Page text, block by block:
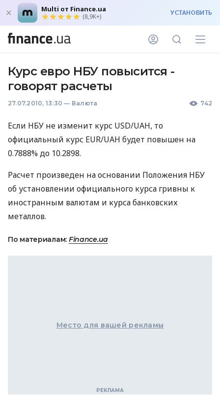
Multi от Finance.ua
(8,9K+) УСТАНОВИТЬ
Курс евро НБУ повысится -
говорят расчеты
27.07.2010, 13:30 — Валюта 742
Если НБУ не изменит курс USD/UAH, то
официальный курс EUR/UAH будет повышен на
0.7888% до 10.2898.
Расчет произведен на основании Положения НБУ
об установлении официального курса гривны к
иностранным валютам и курса банковских
металлов.
По материалам: Finance.ua
Место для вашей рекламы